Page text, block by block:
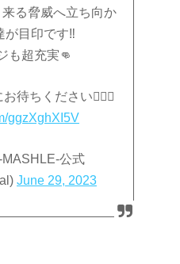
る脅威へ立ち向か
が目印です‼️
も超充実👊
待ちください🙇‍♂️✨
ggzXghXI5V
公式
June 29, 2023